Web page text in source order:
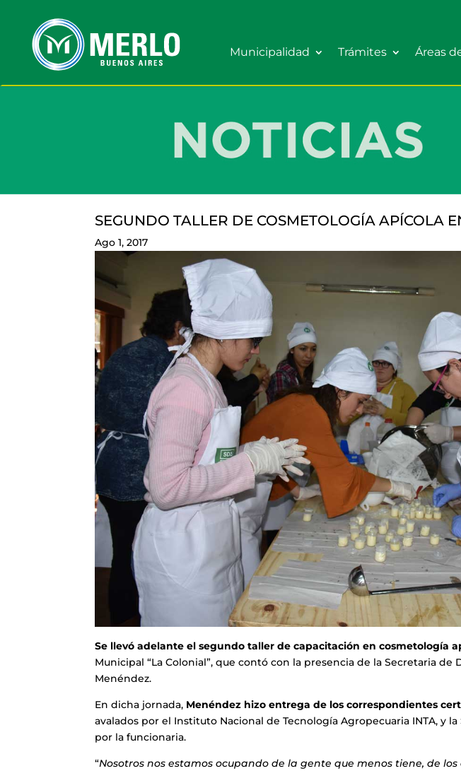
Municipalidad Trámites Áreas
SEGUNDO TALLER DE COSMETOLOGÍA APÍCOLA
Ago 1, 2017
Se llevó adelante el segundo taller de capacitación en cosmetología
Municipal “La Colonial”, que contó con la presencia de la Secretaria de
Menéndez.
En dicha jornada, Menéndez hizo entrega de los correspondientes
avalados por el Instituto Nacional de Tecnología Agropecuaria INTA, y
por la funcionaria.
“Nosotros nos estamos ocupando de la gente que menos tiene, de